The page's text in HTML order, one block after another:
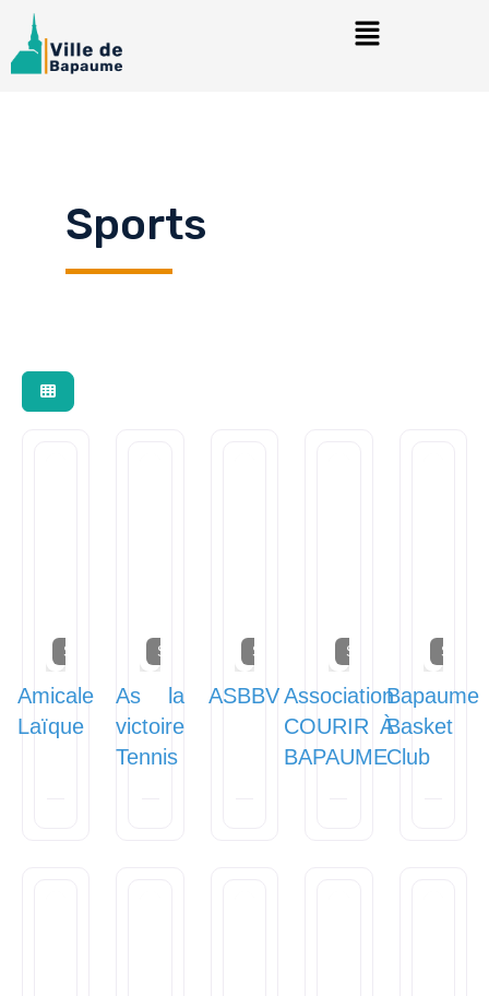
Sports
Sports
Amicale
Laïque
Sports
As la
victoire
Tennis
Sports
ASBBV
Sports
Association
COURIR À
BAPAUME
Sports
Bapaume
Basket
Club